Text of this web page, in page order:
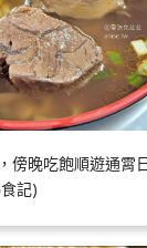
傍晚吃飽順遊通霄
記)